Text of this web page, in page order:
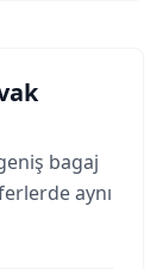
bagaj
aynı